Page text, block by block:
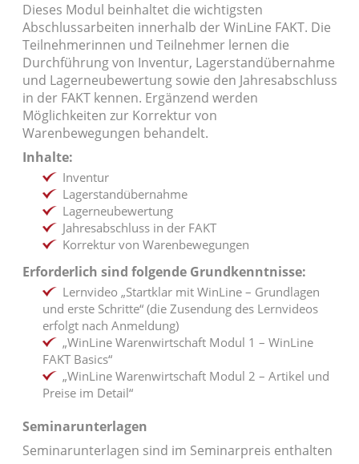
Dieses Modul beinhaltet die wichtigsten
Abschlussarbeiten innerhalb der WinLine FAKT. Die
Teilnehmerinnen und Teilnehmer lernen die
Durchführung von Inventur, Lagerstandübernahme
und Lagerneubewertung sowie den Jahresabschluss
in der FAKT kennen. Ergänzend werden
Möglichkeiten zur Korrektur von
Warenbewegungen behandelt.
Inhalte:
Inventur
Lagerstandübernahme
Lagerneubewertung
Jahresabschluss in der FAKT
Korrektur von Warenbewegungen
Erforderlich sind folgende Grundkenntnisse:
Lernvideo „Startklar mit WinLine – Grundlagen
und erste Schritte“ (die Zusendung des Lernvideos
erfolgt nach Anmeldung)
„WinLine Warenwirtschaft Modul 1 – WinLine
FAKT Basics“
„WinLine Warenwirtschaft Modul 2 – Artikel und
Preise im Detail“
Seminarunterlagen
Seminarunterlagen sind im Seminarpreis enthalten